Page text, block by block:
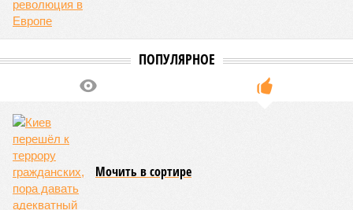
ПОПУЛЯРНОЕ
Мочить в сортире